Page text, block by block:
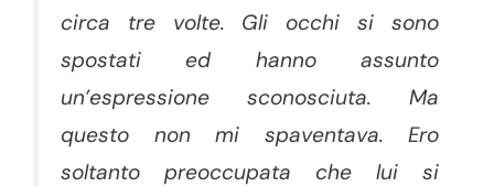
circa tre volte. Gli occhi si sono
spostati ed hanno assunto
un’espressione sconosciuta. Ma
questo non mi spaventava. Ero
soltanto preoccupata che lui si